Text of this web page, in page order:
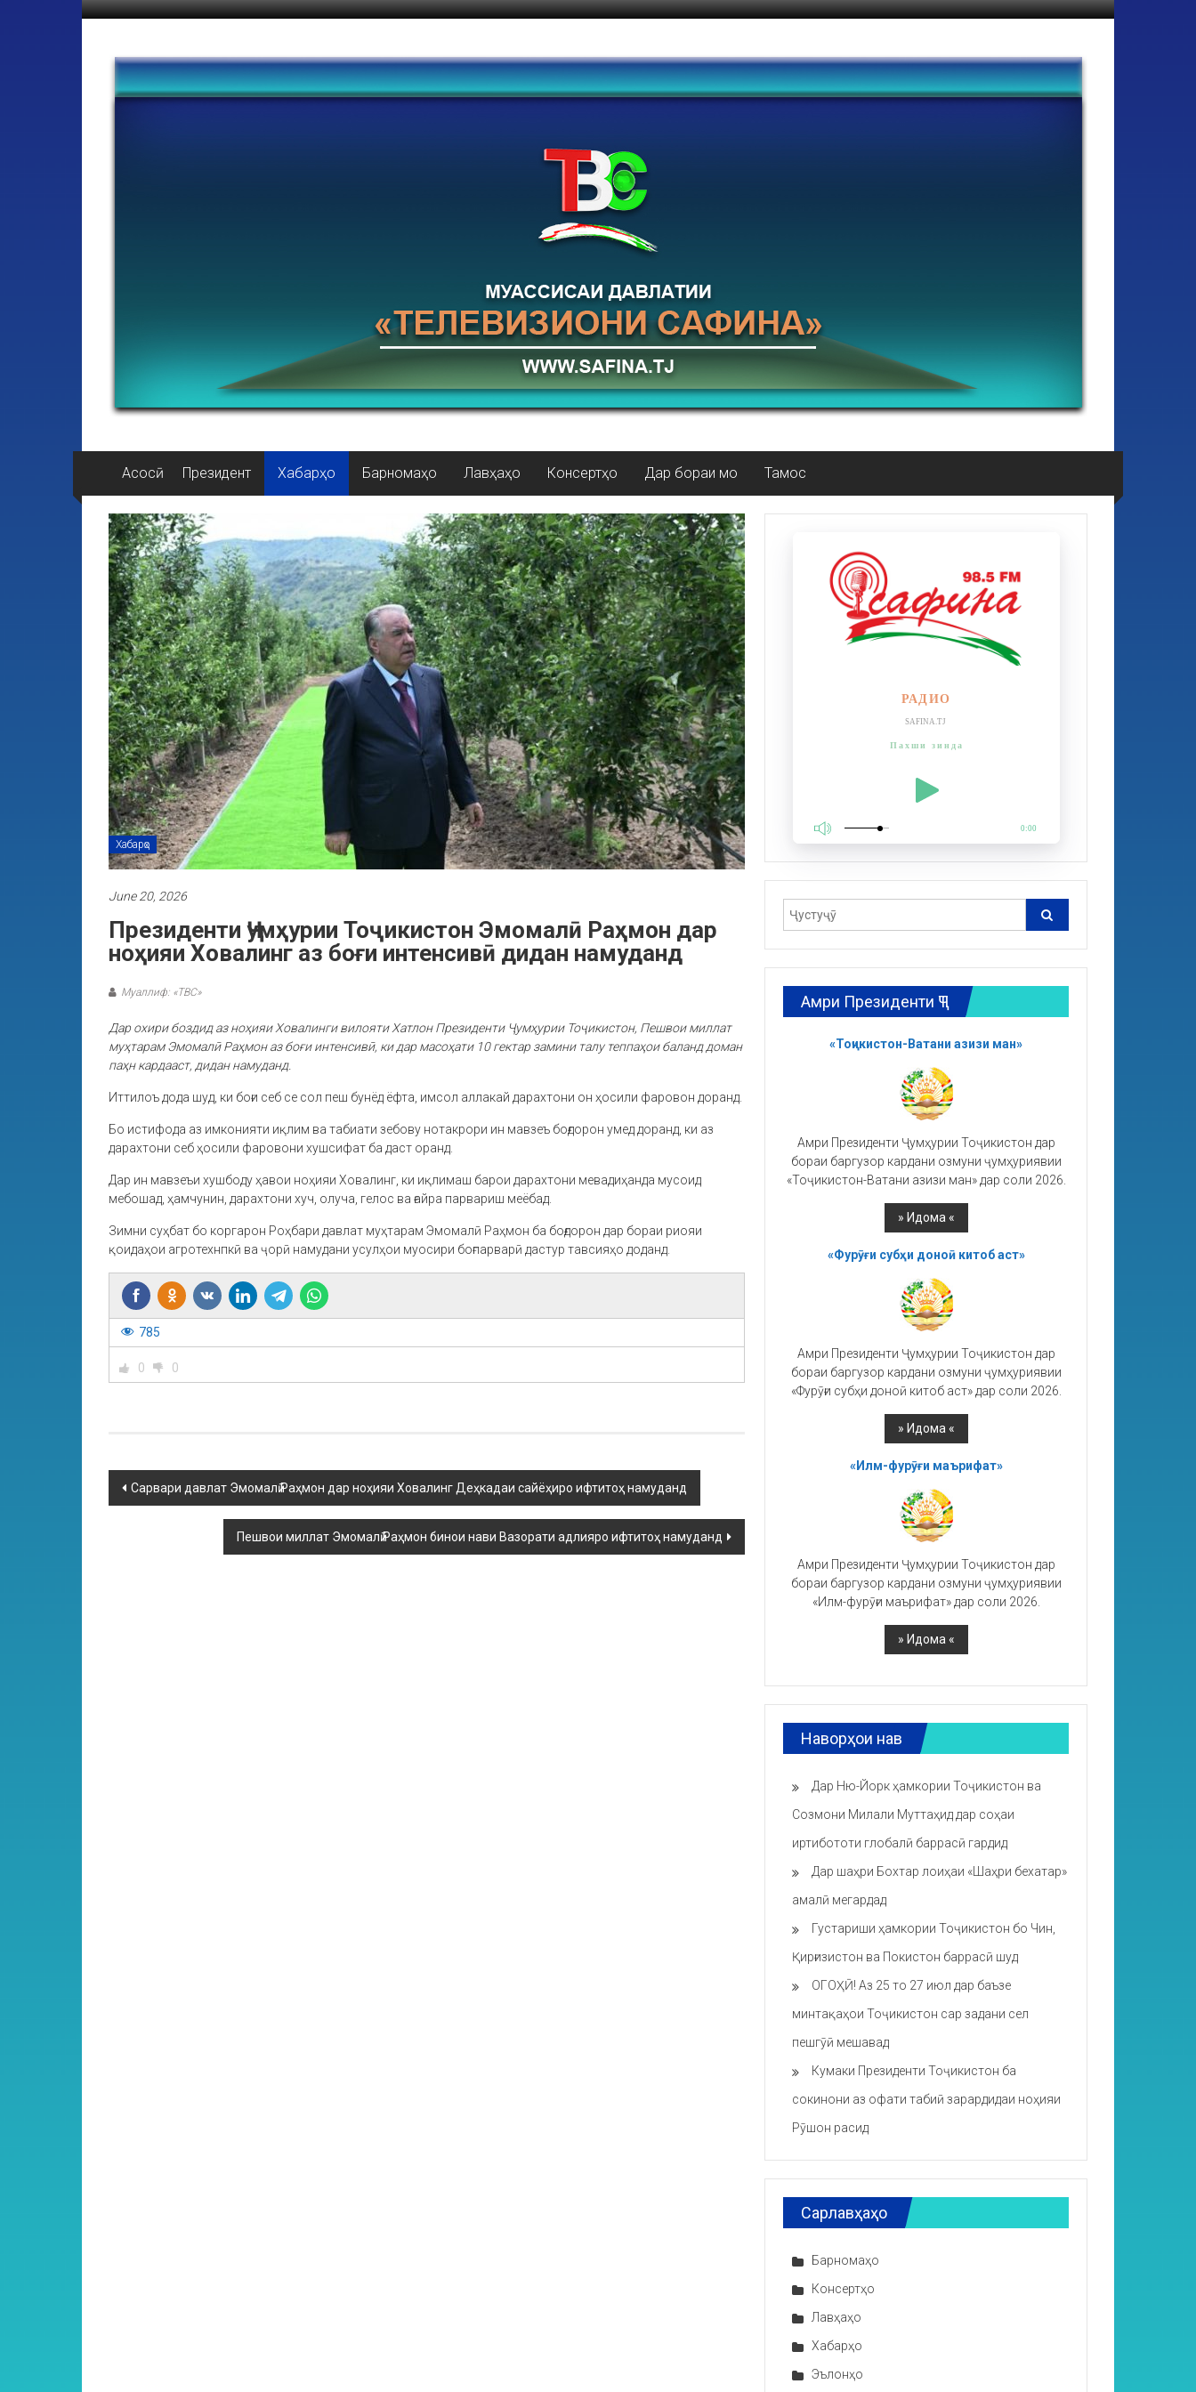
Асосӣ Президент Хабарҳо Барномаҳо Лавҳаҳо Консертҳо Дар бораи мо Тамос
Хабарҳо
June 20, 2026
Президенти Ҷумҳурии Тоҷикистон Эмомалӣ Раҳмон дар
ноҳияи Ховалинг аз боғи интенсивӣ дидан намуданд
Муаллиф: «ТВС»
Дар охири боздид аз ноҳияи Ховалинги вилояти Хатлон Президенти Ҷумҳурии Тоҷикистон, Пешвои миллат
муҳтарам Эмомалӣ Раҳмон аз боғи интенсивӣ, ки дар масоҳати 10 гектар замини талу теппаҳои баланд доман
паҳн кардааст, дидан намуданд.
Иттилоъ дода шуд, ки боғи себ се сол пеш бунёд ёфта, имсол аллакай дарахтони он ҳосили фаровон доранд.
Бо истифода аз имконияти иқлим ва табиати зебову нотакрори ин мавзеъ боғдорон умед доранд, ки аз
дарахтони себ ҳосили фаровони хушсифат ба даст оранд.
Дар ин мавзеъи хушбоду ҳавои ноҳияи Ховалинг, ки иқлимаш барои дарахтони мевадиҳанда мусоид
мебошад, ҳамчунин, дарахтони хуч, олуча, гелос ва ғайра парвариш меёбад.
Зимни суҳбат бо коргарон Роҳбари давлат муҳтарам Эмомалӣ Раҳмон ба боғдорон дар бораи риояи
қоидаҳои агротехнпкӣ ва ҷорӣ намудани усулҳои муосири боғпарварӣ дастур тавсияҳо доданд.
785
0 0
Сарвари давлат Эмомалӣ Раҳмон дар ноҳияи Ховалинг Деҳкадаи сайёҳиро ифтитоҳ намуданд
Пешвои миллат Эмомалӣ Раҳмон бинои нави Вазорати адлияро ифтитоҳ намуданд
РАДИО
SAFINA.TJ
Пахши зинда
0:00
Амри Президенти ҶТ
«Тоҷикистон-Ватани азизи ман»
Амри Президенти Ҷумҳурии Тоҷикистон дар
бораи баргузор кардани озмуни ҷумҳуриявии
«Тоҷикистон-Ватани азизи ман» дар соли 2026.
«Фурӯғи субҳи доноӣ китоб аст»
Амри Президенти Ҷумҳурии Тоҷикистон дар
бораи баргузор кардани озмуни ҷумҳуриявии
«Фурӯғи субҳи доноӣ китоб аст» дар соли 2026.
«Илм-фурӯғи маърифат»
Амри Президенти Ҷумҳурии Тоҷикистон дар
бораи баргузор кардани озмуни ҷумҳуриявии
«Илм-фурӯғи маърифат» дар соли 2026.
Наворҳои нав
Дар Ню-Йорк ҳамкории Тоҷикистон ва
Созмони Милали Муттаҳид дар соҳаи
иртибототи глобалӣ баррасӣ гардид
Дар шаҳри Бохтар лоиҳаи «Шаҳри бехатар»
амалӣ мегардад
Густариши ҳамкории Тоҷикистон бо Чин,
Қирғизистон ва Покистон баррасӣ шуд
ОГОҲӢ! Аз 25 то 27 июл дар баъзе
минтақаҳои Тоҷикистон сар задани сел
пешгӯӣ мешавад
Кумаки Президенти Тоҷикистон ба
сокинони аз офати табиӣ зарардидаи ноҳияи
Рӯшон расид
Сарлавҳаҳо
Барномаҳо
Консертҳо
Лавҳаҳо
Хабарҳо
Эълонҳо